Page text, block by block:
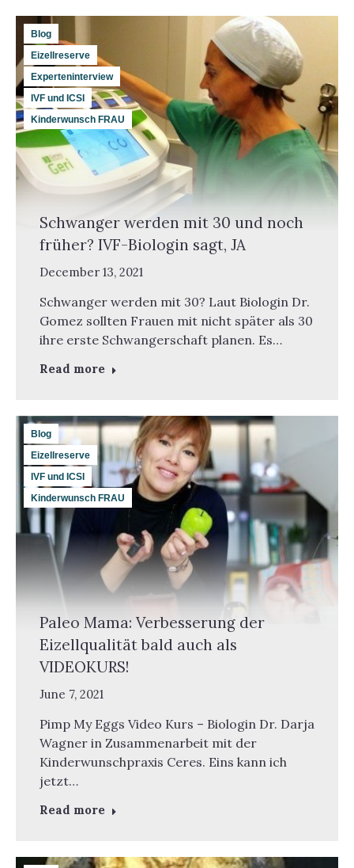
Blog
Eizellreserve
Experteninterview
IVF und ICSI
Kinderwunsch FRAU
Schwanger werden mit 30 und noch
früher? IVF-Biologin sagt, JA
December 13, 2021
Schwanger werden mit 30? Laut Biologin Dr.
Gomez sollten Frauen mit nicht später als 30
ihre erste Schwangerschaft planen. Es…
Read more
Blog
Eizellreserve
IVF und ICSI
Kinderwunsch FRAU
Paleo Mama: Verbesserung der
Eizellqualität bald auch als
VIDEOKURS!
June 7, 2021
Pimp My Eggs Video Kurs – Biologin Dr. Darja
Wagner in Zusammenarbeit mit der
Kinderwunschpraxis Ceres. Eins kann ich
jetzt…
Read more